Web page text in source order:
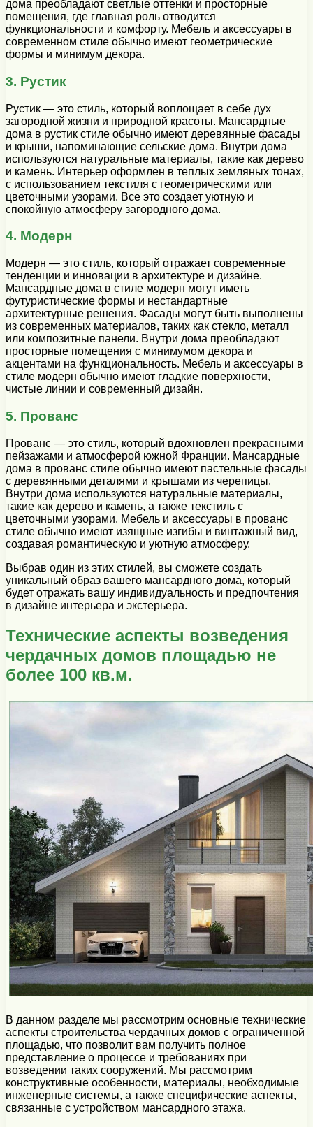
дома преобладают светлые оттенки и просторные
помещения, где главная роль отводится
функциональности и комфорту. Мебель и аксессуары в
современном стиле обычно имеют геометрические
формы и минимум декора.
3. Рустик
Рустик — это стиль, который воплощает в себе дух
загородной жизни и природной красоты. Мансардные
дома в рустик стиле обычно имеют деревянные фасады
и крыши, напоминающие сельские дома. Внутри дома
используются натуральные материалы, такие как дерево
и камень. Интерьер оформлен в теплых земляных тонах,
с использованием текстиля с геометрическими или
цветочными узорами. Все это создает уютную и
спокойную атмосферу загородного дома.
4. Модерн
Модерн — это стиль, который отражает современные
тенденции и инновации в архитектуре и дизайне.
Мансардные дома в стиле модерн могут иметь
футуристические формы и нестандартные
архитектурные решения. Фасады могут быть выполнены
из современных материалов, таких как стекло, металл
или композитные панели. Внутри дома преобладают
просторные помещения с минимумом декора и
акцентами на функциональность. Мебель и аксессуары в
стиле модерн обычно имеют гладкие поверхности,
чистые линии и современный дизайн.
5. Прованс
Прованс — это стиль, который вдохновлен прекрасными
пейзажами и атмосферой южной Франции. Мансардные
дома в прованс стиле обычно имеют пастельные фасады
с деревянными деталями и крышами из черепицы.
Внутри дома используются натуральные материалы,
такие как дерево и камень, а также текстиль с
цветочными узорами. Мебель и аксессуары в прованс
стиле обычно имеют изящные изгибы и винтажный вид,
создавая романтическую и уютную атмосферу.
Выбрав один из этих стилей, вы сможете создать
уникальный образ вашего мансардного дома, который
будет отражать вашу индивидуальность и предпочтения
в дизайне интерьера и экстерьера.
Технические аспекты возведения
чердачных домов площадью не
более 100 кв.м.
В данном разделе мы рассмотрим основные технические
аспекты строительства чердачных домов с ограниченной
площадью, что позволит вам получить полное
представление о процессе и требованиях при
возведении таких сооружений. Мы рассмотрим
конструктивные особенности, материалы, необходимые
инженерные системы, а также специфические аспекты,
связанные с устройством мансардного этажа.